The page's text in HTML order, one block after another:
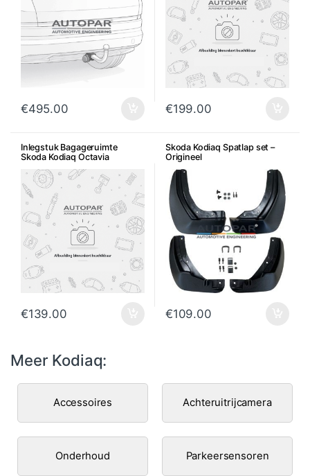
€495.00 €199.00
Inlegstuk Bagageruimte
Skoda Kodiaq Octavia
€139.00
Skoda Kodiaq Spatlap set –
Origineel
€109.00
Meer Kodiaq:
Accessoires Achteruitrijcamera
Onderhoud Parkeersensoren